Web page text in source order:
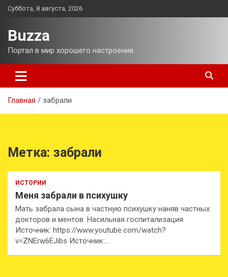
Перейти
Суббота, 8 августа, 2026
Buzza
Портал в мир хорошего настроения.
Главная забрали
Метка: забрали
ИСТОРИИ
Меня забрали в психушку
Мать забрала сына в частную психушку наняв частных
докторов и ментов. Насильная госпитализация
Источник: https://www.youtube.com/watch?
v=ZNErw6EJibs Источник:…